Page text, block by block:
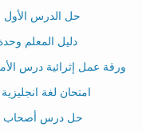
حل الدرس الأول
دليل المعلم
ورقة عمل إثرائية درس
امتحان لغة
حل درس أصحاب